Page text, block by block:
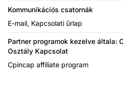
Kommunikációs csatornák
E-mail, Kapcsolati űrlap
Partner programok kezelve általa:
Osztály Kapcsolat
Cpincap affiliate program